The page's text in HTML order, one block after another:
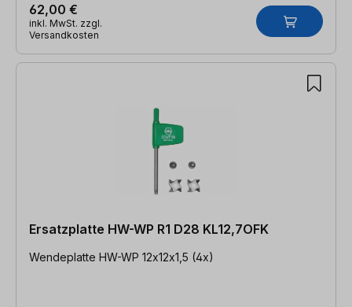
62,00 €
inkl. MwSt. zzgl.
Versandkosten
Ersatzplatte HW-WP R1 D28 KL12,7OFK
Wendeplatte HW-WP 12x12x1,5 (4x)